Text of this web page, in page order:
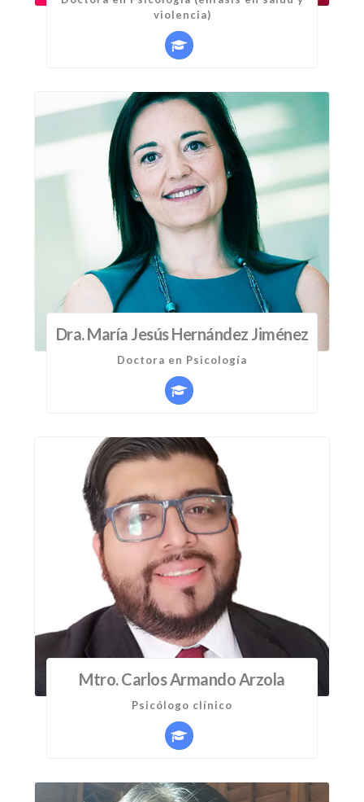
violencia)
Dra. María Jesús Hernández Jiménez
Doctora en Psicología
Mtro. Carlos Armando Arzola
Psicólogo clínico